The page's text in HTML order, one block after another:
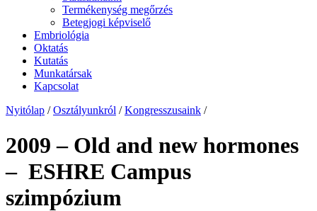
Termékenység megőrzés
Betegjogi képviselő
Embriológia
Oktatás
Kutatás
Munkatársak
Kapcsolat
Nyitólap / Osztályunkról / Kongresszusaink /
2009 – Old and new hormones
– ESHRE Campus
szimpózium